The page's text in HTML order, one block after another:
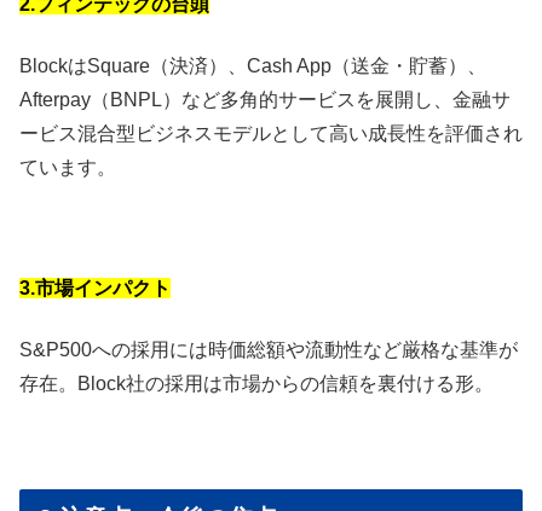
2.フィンテックの台頭
BlockはSquare（決済）、Cash App（送金・貯蓄）、
Afterpay（BNPL）など多角的サービスを展開し、金融サ
ービス混合型ビジネスモデルとして高い成長性を評価され
ています。
3.市場インパクト
S&P500への採用には時価総額や流動性など厳格な基準が
存在。Block社の採用は市場からの信頼を裏付ける形。